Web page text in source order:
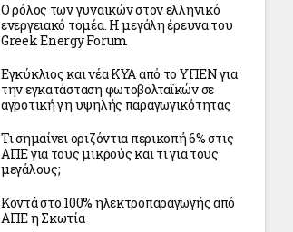
Ο ρόλος των γυναικών στον ελληνικό
ενεργειακό τομέα. Η μεγάλη έρευνα του
Greek Energy Forum
Εγκύκλιος και νέα ΚΥΑ από το ΥΠΕΝ για
την εγκατάσταση φωτοβολταϊκών σε
αγροτική γη υψηλής παραγωγικότητας
Τι σημαίνει οριζόντια περικοπή 6% στις
ΑΠΕ για τους μικρούς και τι για τους
μεγάλους;
Κοντά στο 100% ηλεκτροπαραγωγής από
ΑΠΕ η Σκωτία